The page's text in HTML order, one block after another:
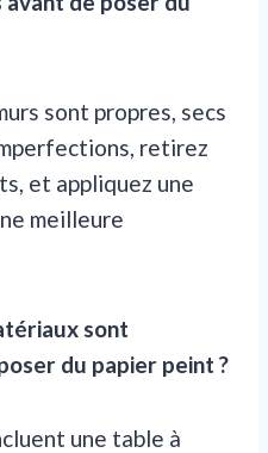
sont propres, secs
retirez
et appliquez une
meilleure
sont
du papier peint ?
une table à